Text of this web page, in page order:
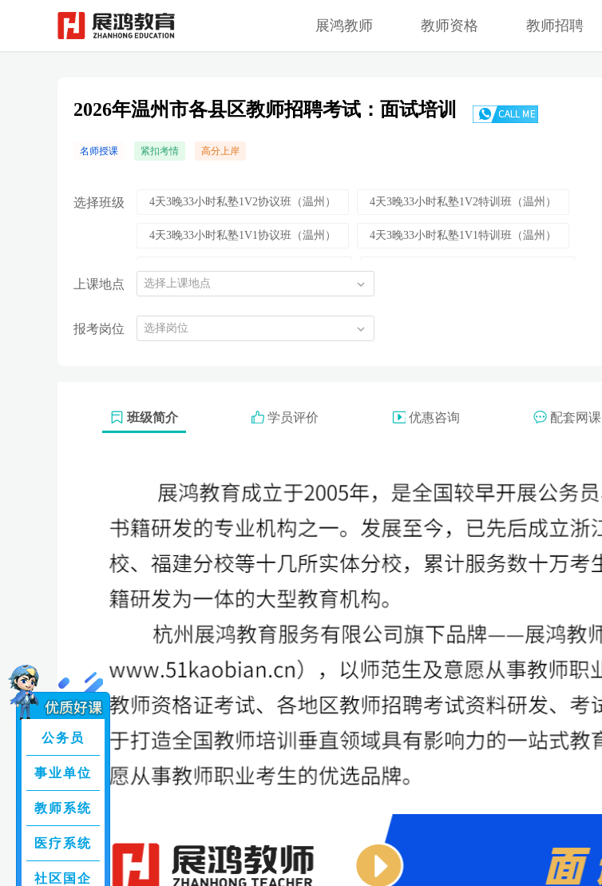
2026年温州市各县区教师招聘考试：面试培训
名师授课 紧扣考情 高分上岸
选择班级 4天3晚33小时私塾1V2协议班（温州） 4天3晚33小时私塾1V2特训班（温州）
4天3晚33小时私塾1V1协议班（温州） 4天3晚33小时私塾1V1特训班（温州）
3天3晚27小时至尊1对2协议班（温州） 3天2晚24小时至尊1对2特训班（温州）
3天2晚24小时至尊1对2协议班（温州）
2天1晚15小时私塾1V1特训班（温州）
上课地点 选择上课地点
报考岗位 选择岗位
班级简介 学员评价 优惠咨询 配套网课
公务员
事业单位
教师系统
医疗系统
社区国企
展鸿教师 教师资格 教师招聘